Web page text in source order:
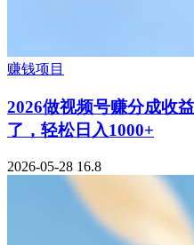
赚钱项目
2026做视频号赚分成收
了，轻松日入1000+
2026-05-28 16.8